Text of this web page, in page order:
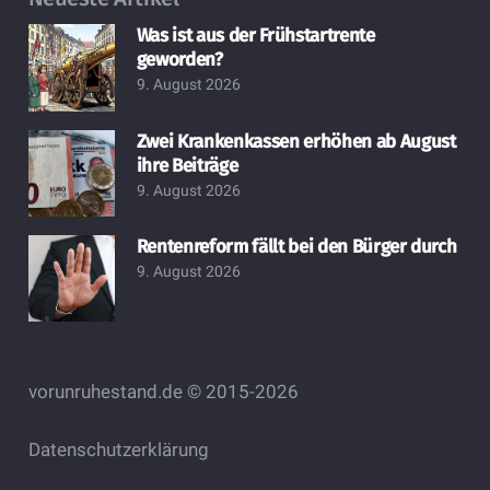
Was ist aus der Frühstartrente
geworden?
9. August 2026
Zwei Krankenkassen erhöhen ab August
ihre Beiträge
9. August 2026
Rentenreform fällt bei den Bürger durch
9. August 2026
vorunruhestand.de © 2015-2026
Datenschutzerklärung